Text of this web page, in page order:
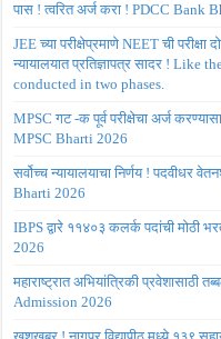
पास ! त्वरित अर्ज करा ! PDCC Bank
JEE च्या परीक्षेप्रमाणे NEET ची
न्यायालयात प्रतिज्ञापत्र सादर !
conducted in two phases.
MPSC गट -क पूर्व परीक्षेचा अर्ज
MPSC Bharti 2026
सर्वोच्च न्यायालयाचा निर्णय ! पदवीधर
Bharti 2026
IBPS द्वारे ११४०३ कलर्क पदांची मोठी
2026
महाराष्ट्रात अभियांत्रिकी
Admission 2026